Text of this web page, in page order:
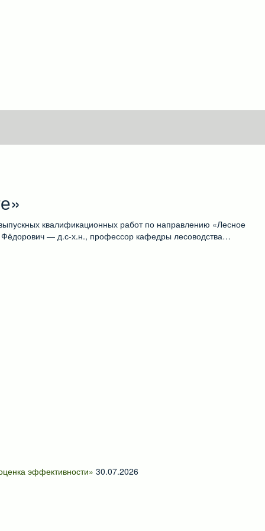
квалификационных работ по направлению «Лесное
— д.с-х.н., профессор кафедры лесоводства…
эффективности» 30.07.2026